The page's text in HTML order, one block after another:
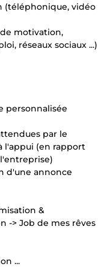
(téléphonique, vidéo
motivation,
réseaux sociaux ...)
personnalisée
par le
l'appui (en rapport
d'une annonce
&
-> Job de mes rêves
...